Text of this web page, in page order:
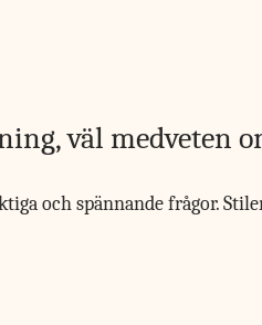
väl medveten
och spännande frågor.